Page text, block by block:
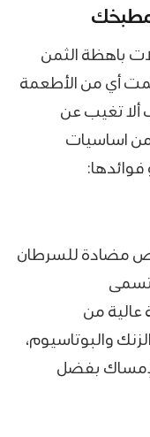
باهظة الثمن
أي من الأطعمة
ألا تغيب عن
من اساسيات
مضادة للسرطان
تسمى
عالية من
والبوتاسيوم،
بفضل